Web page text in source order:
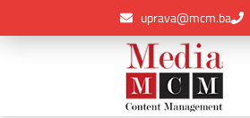
uprava@mcm.ba